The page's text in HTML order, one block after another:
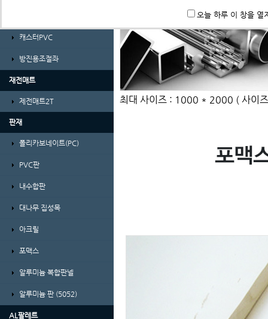
오늘 하루 이 창을 열
캐스터PVC
방진용조절좌
재전매트
제전매트2T
판재
폴리카보네이트(PC)
PVC판
내수합판
대나무 집성목
아크릴
포맥스
알루미늄 복합판넬
알루미늄 판 (5052)
AL팔레트
최대 사이즈 : 1000 * 2000 ( 사이